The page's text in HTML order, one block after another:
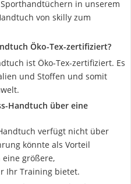
in unserem
von skilly zum
Öko-Tex-zertifiziert?
ist Öko-Tex-zertifiziert. Es
und Stoffen und somit
Handtuch über eine
verfügt nicht über
könnte als Vorteil
größere,
Ihr Training bietet.